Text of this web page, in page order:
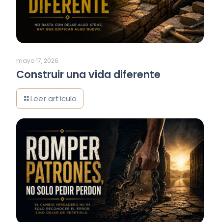
mayo 17, 2026
Construir una vida diferente